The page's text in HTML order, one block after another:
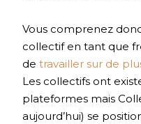
Vous comprenez
collectif en tant que
detravailler sur de
Les collectifs ont
plateformes mais
aujourd’hui) se